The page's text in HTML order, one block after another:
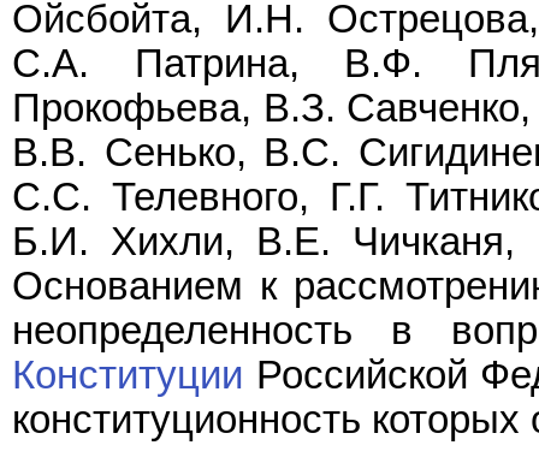
Ойсбойта, И.Н.
С.А. Патрина, В.Ф.
Прокофьева, В.З.
В.В. Сенько, В.С.
С.С. Телевного, Г.Г.
Б.И. Хихли, В.Е.
Основанием к
неопределенность в
Конституции Российской
конституционность